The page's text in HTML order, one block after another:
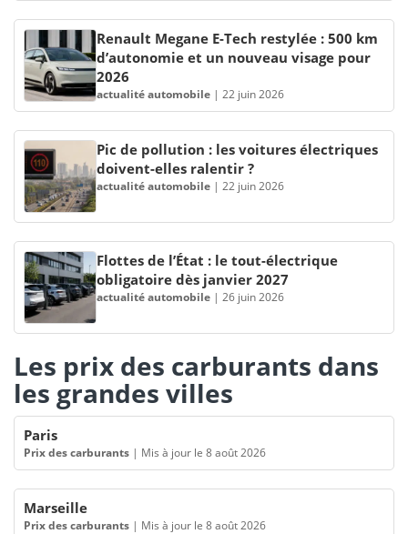
Renault Megane E-Tech restylée : 500 km
d’autonomie et un nouveau visage pour
2026
actualité automobile | 22 juin 2026
Pic de pollution : les voitures électriques
doivent-elles ralentir ?
actualité automobile | 22 juin 2026
Flottes de l’État : le tout-électrique
obligatoire dès janvier 2027
actualité automobile | 26 juin 2026
Les prix des carburants dans
les grandes villes
Paris
Prix des carburants | Mis à jour le 8 août 2026
Marseille
Prix des carburants | Mis à jour le 8 août 2026